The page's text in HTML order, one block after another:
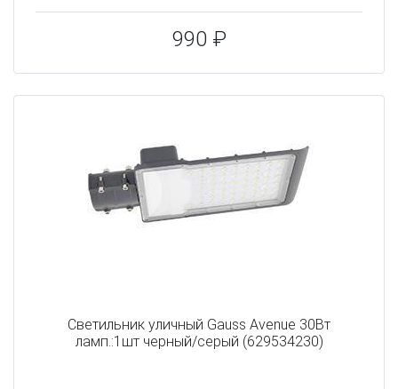
990 ₽
Светильник уличный Gauss Avenue 30Вт
ламп.:1шт черный/серый (629534230)